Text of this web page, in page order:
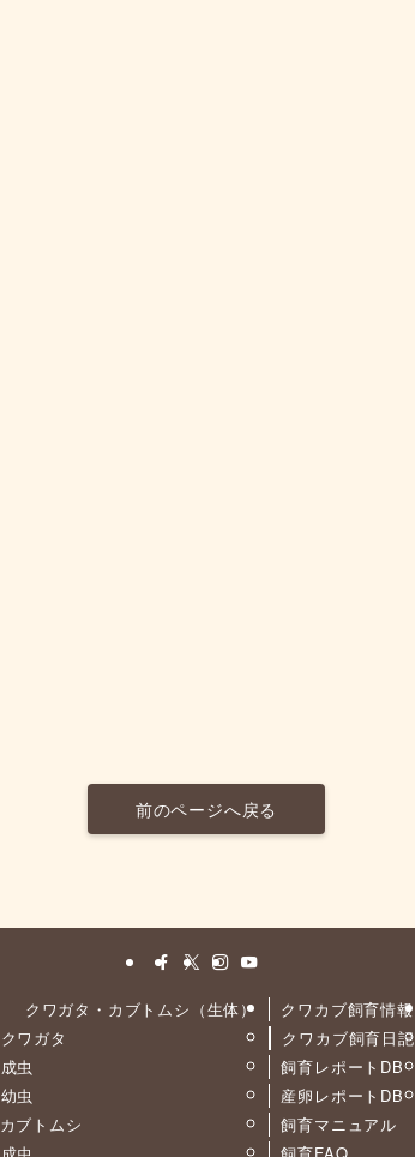
前のページへ戻る
クワガタ・カブトムシ（生体）
クワガタ
成虫
幼虫
カブトムシ
成虫
クワカブ飼育情報
クワカブ飼育日記
飼育レポートDB
産卵レポートDB
飼育マニュアル
飼育FAQ